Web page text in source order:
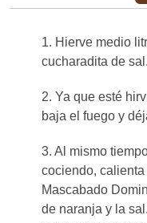
1. Hierve medio
cucharadita de sal.
2. Ya que esté
baja el fuego y
3. Al mismo
cociendo,
Mascabado
de naranja y la